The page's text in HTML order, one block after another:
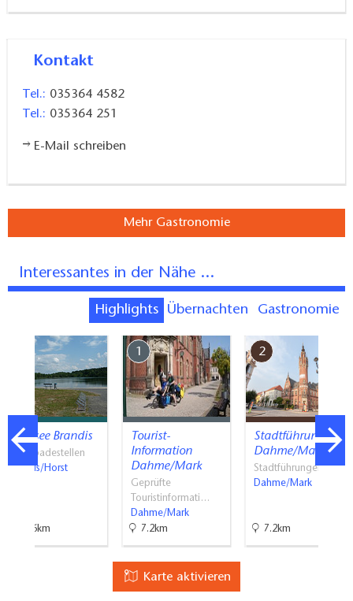
Kontakt
Tel.: 035364 4582
Tel.: 035364 251
E-Mail schreiben
Mehr Gastronomie
Interessantes in der Nähe ...
Highlights Übernachten Gastronomie
Badesee Brandis
Naturbadestellen
Brandis/Horst
25.6km
1
Tourist-
Information
Dahme/Mark
Geprüfte
Touristinformati…
Dahme/Mark
7.2km
2
Stadtführungen
Dahme/Mark
Stadtführungen
Dahme/Mark
7.2km
Karte aktivieren